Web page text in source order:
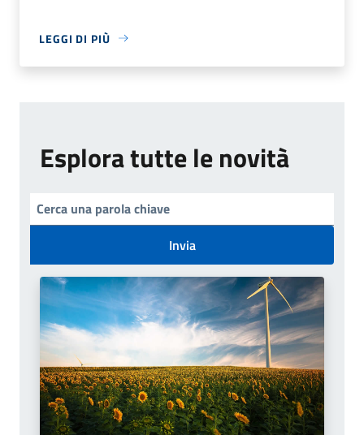
LEGGI DI PIÙ
Esplora tutte le novità
Invia